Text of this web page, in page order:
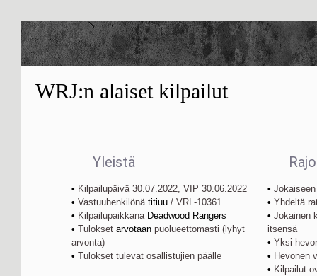
WRJ:n alaiset kilpailut
Yleistä
• Kilpailupäivä 30.07.2022, VIP 30.06.2022
• Vastuuhenkilönä titiuu/ VRL-10361
• Kilpailupaikkana Deadwood Rangers
• Tulokset arvotaanpuolueettomasti (lyhyt
arvonta)
• Tulokset tulevat osallistujien päälle
•
• Yhdeltä
• Jokainen
itsensä
• Yksi
• Hevonen
• Kilpailut